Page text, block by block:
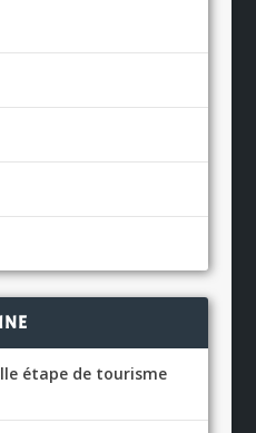
étape de tourisme